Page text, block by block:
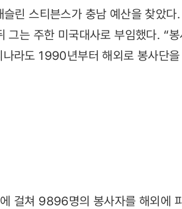
린 스티븐스가 충남 예산을 찾았
는 주한 미국대사로 부임했다. “
라도 1990년부터 해외로 봉사단
걸쳐 9896명의 봉사자를 해외에